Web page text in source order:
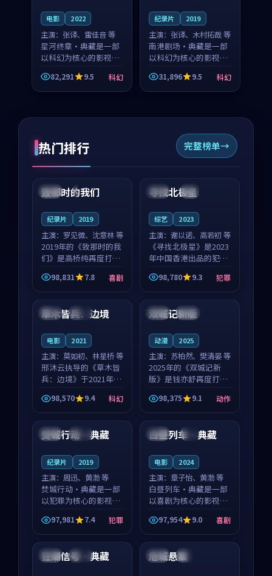
电影 2022
主演： 张译、雷佳音 等
星河终章·典藏是一部
以科幻为核心的影视作
品，围绕危机、反转与
人物成长展开，整体节
奏紧凑，值得推荐观
82,291 9.5 科幻
纪录片 2019
主演： 张译、木村拓哉 等
南港剧场·典藏是一部
以科幻为核心的影视作
品，围绕危机、反转与
人物成长展开，整体节
奏紧凑，值得推荐观
31,896 9.5 科幻
热门排行 完整榜单
中国 4K
99:22
致那时的我们
纪录片 2019
主演： 罗见微、沈意林 等
2019年的《致那时的我
们》是高桥纯再度打磨
的喜剧佳作。中国大陆
的取景与都市寓言的氛
围相互成就，罗见微与
沈意林的对手戏自然克
制，让整部影片在悬
98,831 7.8 喜剧
中国 4K
99:18
寻找北极星
综艺 2023
主演： 谢以诺、高若初 等
《寻找北极星》是2023
年中国香港出品的犯罪
新作，主创团队希望用
公路冒险的故事让观众
停下来想一想。谢以诺
领衔，高若初担任重要
角色，戚南柯的叙事
98,780 9.3 犯罪
泰国 独播
草木皆兵：边境
电影 2021
主演： 莫如初、林星桥 等
邢沐云执导的《草木皆
兵：边境》于2021年面
世，泰国的城市气质与
校园青春的人物心境共
同构筑了影片基调。莫
如初、林星桥用细腻的
表演撑起整部科幻电
98,570 9.4 科幻
中国 独播
双城记新版
动漫 2025
主演： 苏柏然、樊清晏 等
2025年的《双城记新
版》是钱亦舒再度打磨
的动作佳作。中国大陆
的取景与沙漠探险的氛
围相互成就，苏柏然与
樊清晏的对手戏自然克
制，让整部影片在悬念
98,375 9.1 动作
中国 杜比
焚城行动·典藏
纪录片 2019
主演： 周迅、黄渤 等
焚城行动·典藏是一部
以犯罪为核心的影视作
品，围绕危机、反转与
人物成长展开，整体节
奏紧凑，值得推荐观
看。
97,981 7.4 犯罪
英国 4K
白昼列车·典藏
电影 2024
主演： 章子怡、黄渤 等
白昼列车·典藏是一部
以喜剧为核心的影视作
品，围绕危机、反转与
人物成长展开，整体节
奏紧凑，值得推荐观
看。
97,954 9.0 喜剧
泰国 院线
狂潮信号·典藏 泰国 热播
危城悬案